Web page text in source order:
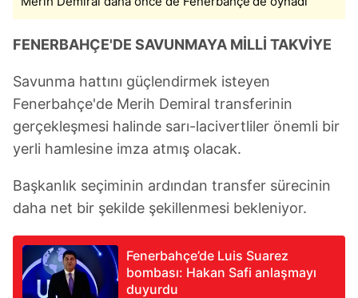
FENERBAHÇE'DE SAVUNMAYA MİLLİ TAKVİYE
Savunma hattını güçlendirmek isteyen
Fenerbahçe'de Merih Demiral transferinin
gerçekleşmesi halinde sarı-lacivertliler önemli bir
yerli hamlesine imza atmış olacak.
Başkanlık seçiminin ardından transfer sürecinin
daha net bir şekilde şekillenmesi bekleniyor.
Fenerbahçe’de Luis Suarez
bombası: Hakan Safi anlaşmayı
duyurdu